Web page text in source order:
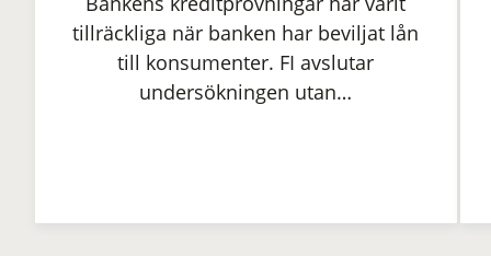
tillräckliga när banken har beviljat lån
till konsumenter. FI avslutar
undersökningen utan…